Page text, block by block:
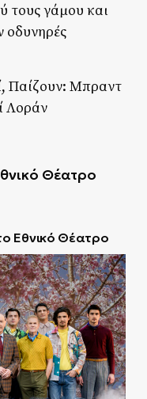
τους γάμου και
οδυνηρές
Παίζουν: Μπραντ
Λοράν
Θέατρο
Εθνικό Θέατρο